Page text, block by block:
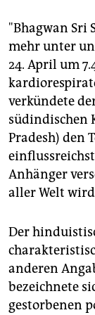
genossenschaft
epaper login
"Bhagwan Sri
mehr unter
24. April um
verkündete
südindischen
Pradesh) den
Anhänger
aller Welt
Der
anderen
bezeichnete
gestorbenen